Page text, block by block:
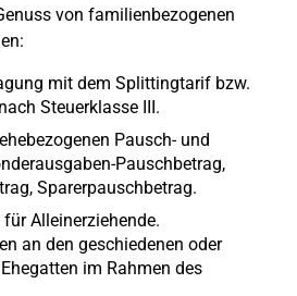
von familienbezogenen
mit dem Splittingtarif bzw.
Steuerklasse III.
Pausch- und
Pauschbetrag,
Sparerpauschbetrag.
Alleinerziehende.
an den geschiedenen oder
im Rahmen des